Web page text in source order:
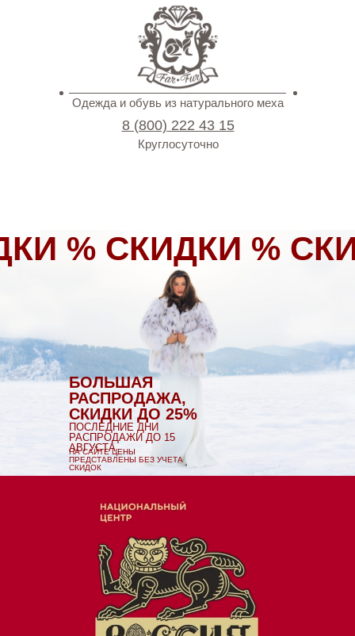
Одежда и обувь из натурального меха
8 (800) 222 43 15
Круглосуточно
ПОСЛЕДНИЕ ДНИ
РАСПРОДАЖИ ДО 15
АВГУСТА
НА САЙТЕ ЦЕНЫ
ПРЕДСТАВЛЕНЫ БЕЗ УЧЕТА
СКИДОК
БОЛЬШАЯ
РАСПРОДАЖА,
СКИДКИ ДО 25%
% СКИДКИ %